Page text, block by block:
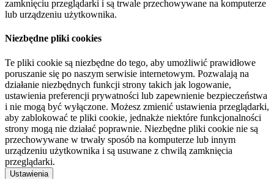
zamknięciu przeglądarki i są trwale przechowywane na komputerze
lub urządzeniu użytkownika.
Niezbędne pliki cookies
Te pliki cookie są niezbędne do tego, aby umożliwić prawidłowe
poruszanie się po naszym serwisie internetowym. Pozwalają na
działanie niezbędnych funkcji strony takich jak logowanie,
ustawienia preferencji prywatności lub zapewnienie bezpieczeństwa
i nie mogą być wyłączone. Możesz zmienić ustawienia przeglądarki,
aby zablokować te pliki cookie, jednakże niektóre funkcjonalności
strony mogą nie działać poprawnie. Niezbędne pliki cookie nie są
przechowywane w trwały sposób na komputerze lub innym
urządzeniu użytkownika i są usuwane z chwilą zamknięcia
przeglądarki.
Ustawienia